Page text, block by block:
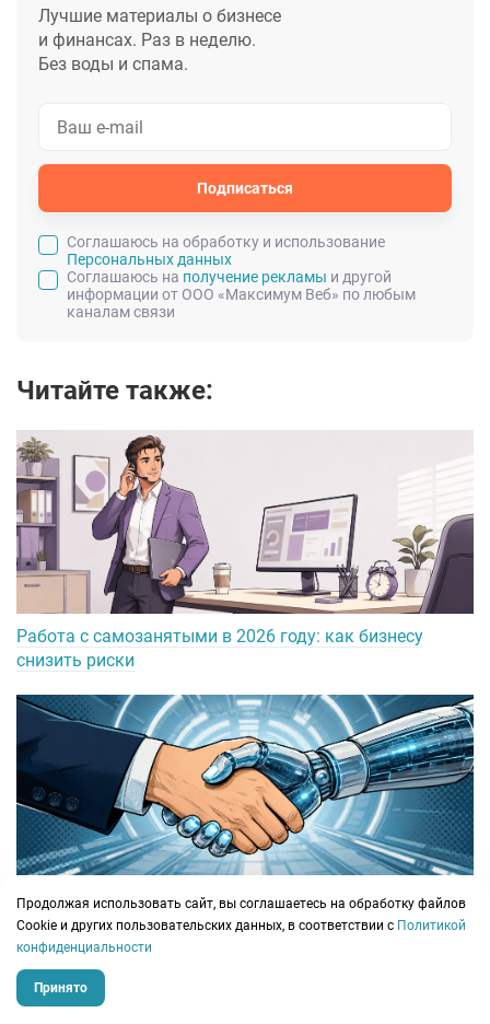
Лучшие материалы о бизнесе
и финансах. Раз в неделю.
Без воды и спама.
Подписаться
Cоглашаюсь на обработку и использование
Персональных данных
Соглашаюсь на получение рекламы и другой
информации от ООО «Максимум Веб» по любым
каналам связи
Читайте также:
Работа с самозанятыми в 2026 году: как бизнесу
снизить риски
ИИ-агенты для бизнеса: топ-7 решений, выбор и
сценарии внедрения
Продолжая использовать сайт, вы соглашаетесь на обработку файлов
Сookie и других пользовательских данных, в соответствии с Политикой
конфиденциальности
Принято